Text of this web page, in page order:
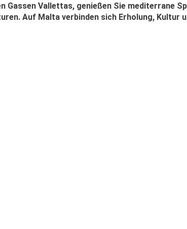
Gassen Vallettas, genießen Sie mediterrane
Auf Malta verbinden sich Erholung, Kultur